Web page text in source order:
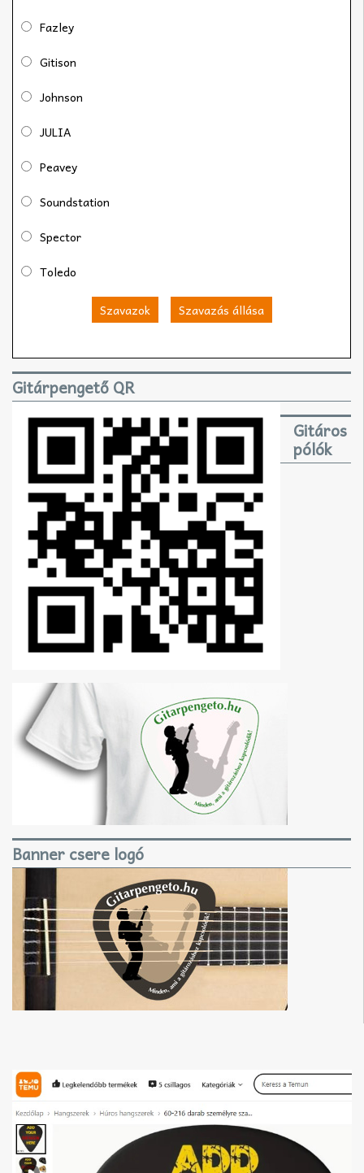
Fazley
Gitison
Johnson
JULIA
Peavey
Soundstation
Spector
Toledo
Szavazok Szavazás állása
Gitárpengető QR
Gitáros
pólók
Banner csere logó